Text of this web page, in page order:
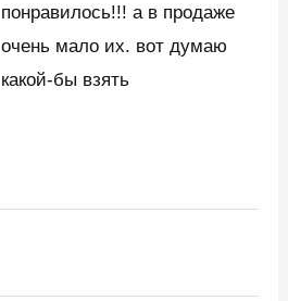
понравилось!!! а в продаже
очень мало их. вот думаю
какой-бы взять